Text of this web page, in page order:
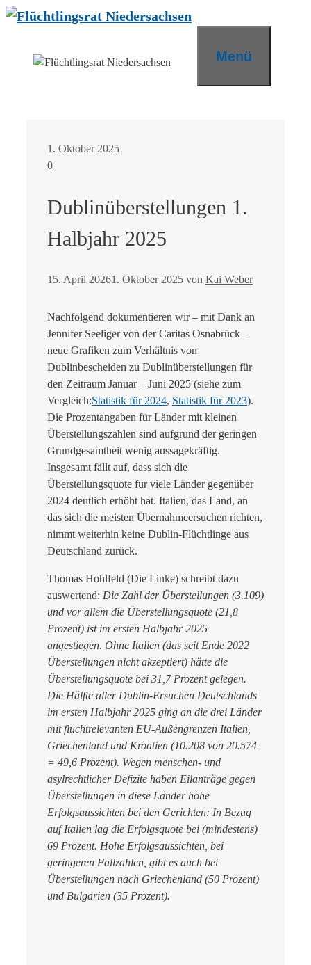
Zum
Menü
1. Oktober 2025
0
Dublinüberstellungen 1.
Halbjahr 2025
15. April 20261. Oktober 2025 von Kai Weber
Nachfolgend dokumentieren wir – mit Dank an
Jennifer Seeliger von der Caritas Osnabrück –
neue Grafiken zum Verhältnis von
Dublinbescheiden zu Dublinüberstellungen für
den Zeitraum Januar – Juni 2025 (siehe zum
Vergleich:Statistik für 2024, Statistik für 2023).
Die Prozentangaben für Länder mit kleinen
Überstellungszahlen sind aufgrund der geringen
Grundgesamtheit wenig aussagekräftig.
Insgesamt fällt auf, dass sich die
Überstellungsquote für viele Länder gegenüber
2024 deutlich erhöht hat. Italien, das Land, an
das sich die meisten Übernahmeersuchen richten,
nimmt weiterhin keine Dublin-Flüchtlinge aus
Deutschland zurück.
Thomas Hohlfeld (Die Linke) schreibt dazu
auswertend: Die Zahl der Überstellungen (3.109)
und vor allem die Überstellungsquote (21,8
Prozent) ist im ersten Halbjahr 2025
angestiegen. Ohne Italien (das seit Ende 2022
Überstellungen nicht akzeptiert) hätte die
Überstellungsquote bei 31,7 Prozent gelegen.
Die Hälfte aller Dublin-Ersuchen Deutschlands
im ersten Halbjahr 2025 ging an die drei Länder
mit fluchtrelevanten EU-Außengrenzen Italien,
Griechenland und Kroatien (10.208 von 20.574
= 49,6 Prozent). Wegen menschen- und
asylrechtlicher Defizite haben Eilanträge gegen
Überstellungen in diese Länder hohe
Erfolgsaussichten bei den Gerichten: In Bezug
auf Italien lag die Erfolgsquote bei (mindestens)
69 Prozent. Hohe Erfolgsaussichten, bei
geringeren Fallzahlen, gibt es auch bei
Überstellungen nach Griechenland (50 Prozent)
und Bulgarien (35 Prozent).